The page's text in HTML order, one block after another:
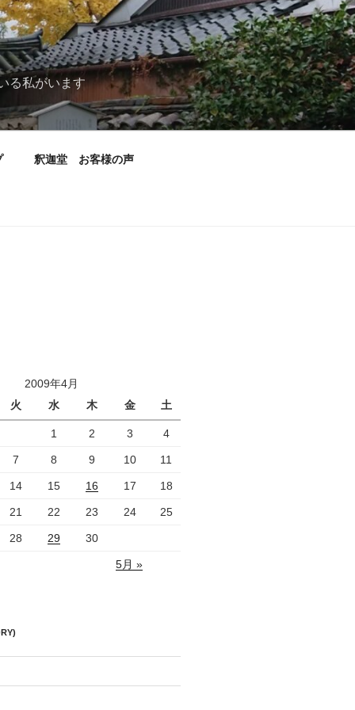
る私がいます
釈迦堂 お客様の声
2009年4月
火 水 木 金 土
1 2 3 4
7 8 9 10 11
14 15 16 17 18
21 22 23 24 25
28 29 30
5月 »